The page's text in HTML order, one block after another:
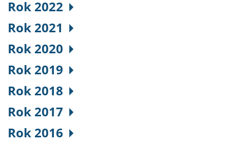
Rok 2022
Rok 2021
Rok 2020
Rok 2019
Rok 2018
Rok 2017
Rok 2016